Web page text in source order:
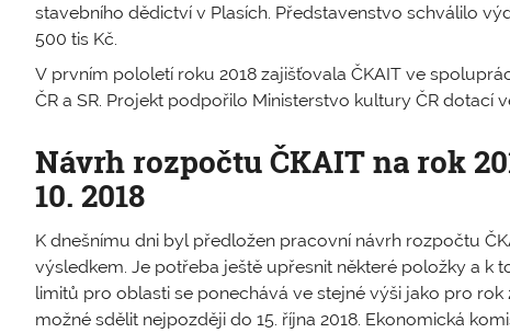
stavebního dědictví v Plasích. Představenstvo schválilo
500 tis Kč.
V prvním pololetí roku 2018 zajišťovala ČKAIT ve
ČR a SR. Projekt podpořilo Ministerstvo kultury ČR dotací
Návrh rozpočtu ČKAIT na rok
10. 2018
K dnešnímu dni byl předložen pracovní návrh rozpočtu
výsledkem. Je potřeba ještě upřesnit některé položky a k
limitů pro oblasti se ponechává ve stejné výši jako pro rok
možné sdělit nejpozději do 15. října 2018. Ekonomická